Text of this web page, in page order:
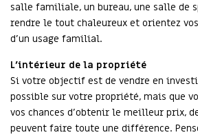
salle familiale, un bureau, une salle de
rendre le tout chaleureux et orientez
d’un usage familial.
L’intérieur de la propriété
Si votre objectif est de vendre en
possible sur votre propriété, mais que
vos chances d’obtenir le meilleur prix,
peuvent faire toute une différence.